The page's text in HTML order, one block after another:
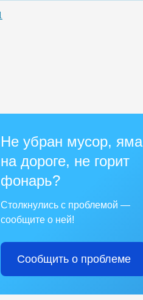
Не убран мусор, яма
на дороге, не горит
фонарь?
Столкнулись с проблемой —
сообщите о ней!
Сообщить о проблеме